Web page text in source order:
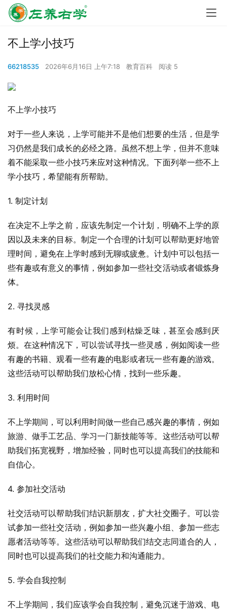
不上学小技巧
66218535 2026年6月16日 上午7:18 教育百科 阅读 5
不上学小技巧
对于一些人来说，上学可能并不是他们想要的生活，但是学
习仍然是我们成长的必经之路。虽然不想上学，但并不意味
着不能采取一些小技巧来应对这种情况。下面列举一些不上
学小技巧，希望能有所帮助。
1. 制定计划
在决定不上学之前，应该先制定一个计划，明确不上学的原
因以及未来的目标。制定一个合理的计划可以帮助更好地管
理时间，避免在上学时感到无聊或疲惫。计划中可以包括一
些有趣或有意义的事情，例如参加一些社交活动或者锻炼身
体。
2. 寻找灵感
有时候，上学可能会让我们感到枯燥乏味，甚至会感到厌
烦。在这种情况下，可以尝试寻找一些灵感，例如阅读一些
有趣的书籍、观看一些有趣的电影或者玩一些有趣的游戏。
这些活动可以帮助我们放松心情，找到一些乐趣。
3. 利用时间
不上学期间，可以利用时间做一些自己感兴趣的事情，例如
旅游、做手工艺品、学习一门新技能等等。这些活动可以帮
助我们拓宽视野，增加经验，同时也可以提高我们的技能和
自信心。
4. 参加社交活动
社交活动可以帮助我们结识新朋友，扩大社交圈子。可以尝
试参加一些社交活动，例如参加一些兴趣小组、参加一些志
愿者活动等等。这些活动可以帮助我们结交志同道合的人，
同时也可以提高我们的社交能力和沟通能力。
5. 学会自我控制
不上学期间，我们应该学会自我控制，避免沉迷于游戏、电